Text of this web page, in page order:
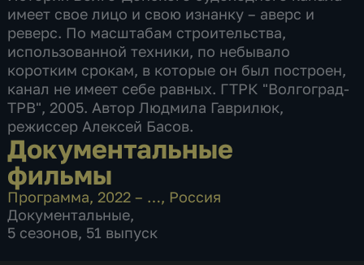
имеет свое лицо и свою изнанку – аверс и
реверс. По масштабам строительства,
использованной техники, по небывало
коротким срокам, в которые он был построен,
канал не имеет себе равных. ГТРК "Волгоград-
ТРВ", 2005. Автор Людмила Гаврилюк,
режиссер Алексей Басов.
Документальные
фильмы
Программа, 2022 – …, Россия
Документальные,
5 сезонов, 51 выпуск